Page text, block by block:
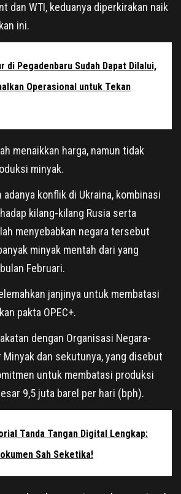
dan WTI, keduanya diperkirakan naik
ini.
di Pegadenbaru Sudah Dapat Dilalui,
Operasional untuk Tekan
menaikkan harga, namun tidak
minyak.
konflik di Ukraina, kombinasi
kilang-kilang Rusia serta
menyebabkan negara tersebut
minyak mentah dari yang
Februari.
janjinya untuk membatasi
pakta OPEC+.
dengan Organisasi Negara-
dan sekutunya, yang disebut
untuk membatasi produksi
9,5 juta barel per hari (bph).
Tanda Tangan Digital Lengkap:
Sah Seketika!